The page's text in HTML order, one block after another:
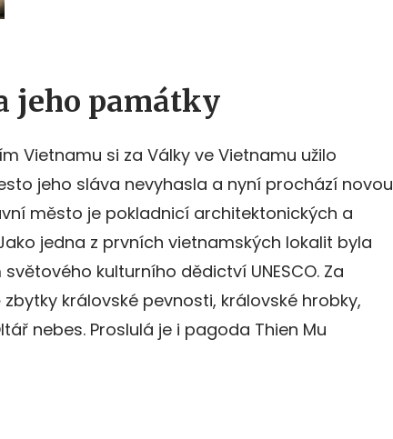
jeho památky
Vietnamu si za Války ve Vietnamu užilo
jeho sláva nevyhasla a nyní prochází novou
město je pokladnicí architektonických a
jedna z prvních vietnamských lokalit byla
kulturního dědictví UNESCO. Za
královské pevnosti, královské hrobky,
nebes. Proslulá je i pagoda Thien Mu